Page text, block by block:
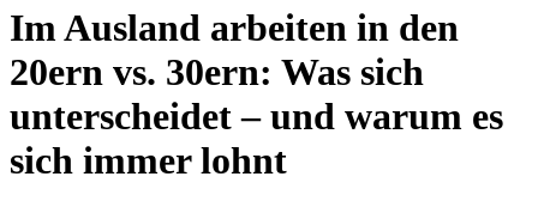
1
Im Ausland arbeiten in den
20ern vs. 30ern: Was sich
unterscheidet – und warum es
sich immer lohnt